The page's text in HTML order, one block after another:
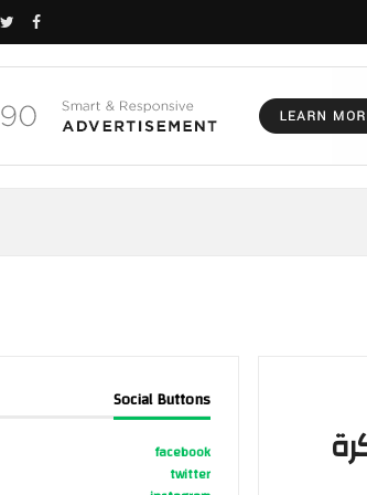
Social Buttons
facebook
twitter